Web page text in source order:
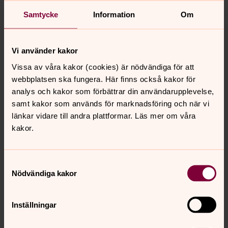
Samtycke Information Om
Vi använder kakor
Vissa av våra kakor (cookies) är nödvändiga för att
webbplatsen ska fungera. Här finns också kakor för
analys och kakor som förbättrar din användarupplevelse,
samt kakor som används för marknadsföring och när vi
länkar vidare till andra plattformar. Läs mer om våra
kakor.
Nödvändiga kakor
Inställningar
Konfirmation
Välkommen att bli konfirmand! Vad är
viktigt för dig? Vad tänker du på? Vem
bryr sig? Vem kan jag lita på?
Tillsammans med dig funderar vi över
konfirmationstid. Du är välkommen vare
sig du tror eller tvivlar. Tillsammans med
andra får du upptäcka och uppleva, lära